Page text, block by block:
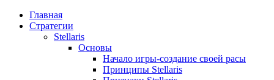
Главная
Стратегии
Stellaris
Основы
Начало игры-создание своей расы
Принципы Stellaris